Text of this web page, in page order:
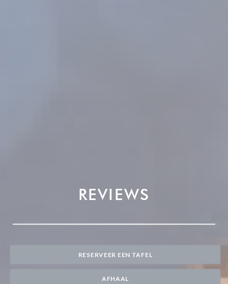
REVIEWS
RESERVEER EEN TAFEL
AFHAAL